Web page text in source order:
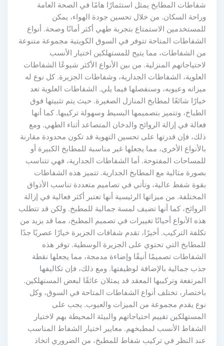
المطابخ يمثل استثمارًا هامًا في الصحة العامة
السكان. من خلال تحسين جودة الهواء، يمكن
الاستمتاع بتجربة طهي أكثر أمانًا وصحة. أنواع
المتاحة تتوفر في السوق الكويتية مجموعة متنوعة
الشفاطات، مما يتيح للمستهلكين اختيار الأنسب
المنزلية. من بين الأنواع الأكثر شيوعًا الشفاطات
الشفاطات الجدارية، وشفاطات الجزيرة. كل نوع له
وعيوبه، وسنفصلها فيما يلي. الشفاطات العلوية تعد
شائعًا لمطابخ المنازل الصغيرة. حيث يتم تثبيتها فوق
وتتميز بتصميمها البسيط وسهولة تركيبها. كما أنها
في إزالة الروائح والدخان المتصاعد أثناء الطهي. ومع
فإن قدرتها على تحسين التهوية قد تكون محدودة مقارنة
الأخرى، مما يجعلها غير مناسبة للمطابخ الكبيرة أو
المفتوحة. أما الشفاطات الجدارية، فهي تتناسب
مثالية مع المطابخ الجدارية. تتميز هذه الشفاطات
شفط عالية، وتأتي في تصاميم متعددة تناسب الأذواق
من ميزاتها الرئيسية أنها تعتبر أكثر فعالية في إزالة
كما أنها تضيف لمسة جمالية للمطبخ. ولكن قد تتطلب
الأنواع أحيانًا تغييرات في تصميم المطبخ، مما قد يزيد من
التركيب. أخيرًا، تقدم شفافات الجزيرة خيارًا عصريًا جدًا
التي تحتوي على الجزيرة الوسطية. توفر هذه
تصميمًا أنيقًا وإضاءة مدمجة، مما يجعلها نقطة
جمالية بالإضافة لوظيفتها. ومع ذلك، فإن تكاليفها
وتركيبها المعقد قد يمثلان عائقًا لبعض المستهلكين.
تختلف أنواع الشفاطات المتاحة في السوق، وكل
يقدم مجموعة من الميزات والعيوب. يجب على
تقييم احتياجاتهم والبيئة المحيطة بهم لاختيار
الأنسب لمطبخهم. معايير اختيار الشفاط المناسب
النظر في تركيب شفاط للمطبخ، من الضروري اتخاذ